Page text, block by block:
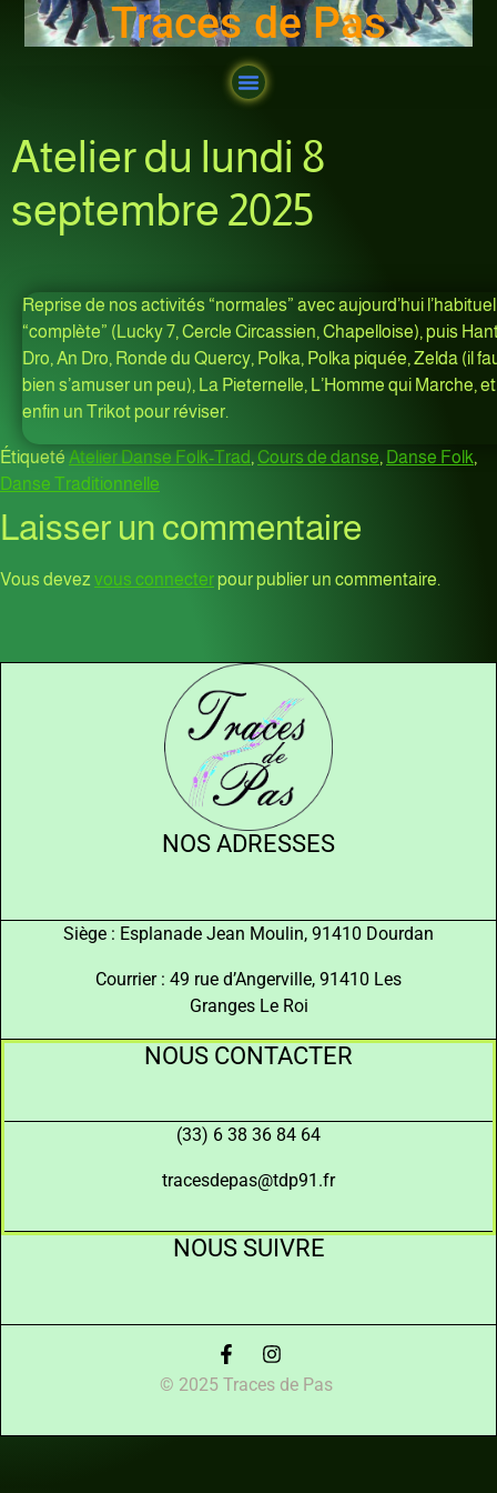
Traces de Pas
Atelier du lundi 8
septembre 2025
Reprise de nos activités “normales” avec aujourd’hui
“complète” (Lucky 7, Cercle Circassien, Chapelloise), puis
Dro, An Dro, Ronde du Quercy, Polka, Polka piquée, Zelda (il
bien s’amuser un peu), La Pieternelle, L’Homme qui Marche, et
enfin un Trikot pour réviser.
Étiqueté Atelier Danse Folk-Trad, Cours de danse, Danse Folk,
Danse Traditionnelle
Laisser un commentaire
Vous devez vous connecterpour publier un commentaire.
NOS ADRESSES
Siège : Esplanade Jean Moulin, 91410 Dourdan
Courrier : 49 rue d’Angerville, 91410 Les
Granges Le Roi
NOUS CONTACTER
(33) 6 38 36 84 64
tracesdepas@tdp91.fr
NOUS SUIVRE
© 2025 Traces de Pas